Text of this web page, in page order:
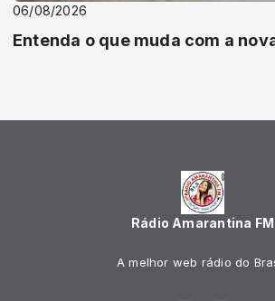
06/08/2026
Entenda o que muda com a
Rádio Amarantina FM
A melhor web rádio do